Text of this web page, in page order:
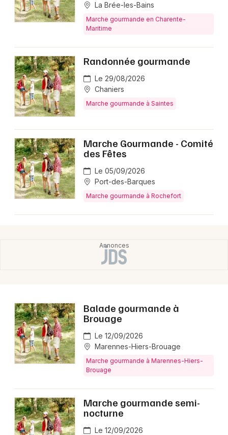
Newsletter des sorties
Artistes en tournée
Actus en Charente-Maritime
Magazine en Charente-Maritime
17 - Charente-Maritime
Choisir mes départements
Je m'abonne
La Brée-les-Bains
Marche gourmande en Charente-
Maritime
Randonnée gourmande
Le 29/08/2026
Chaniers
Marche gourmande à Saintes
Marche Gourmande - Comité
des Fêtes
Le 05/09/2026
Port-des-Barques
Marche gourmande à Rochefort
Balade gourmande à
Brouage
Le 12/09/2026
Marennes-Hiers-Brouage
Marche gourmande à Marennes-Hiers-
Brouage
Marche gourmande semi-
nocturne
Le 12/09/2026